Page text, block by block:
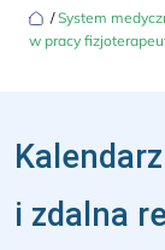
‏‏‎ ‎/‏‏‎ ‎System
w pracy
i zdalna